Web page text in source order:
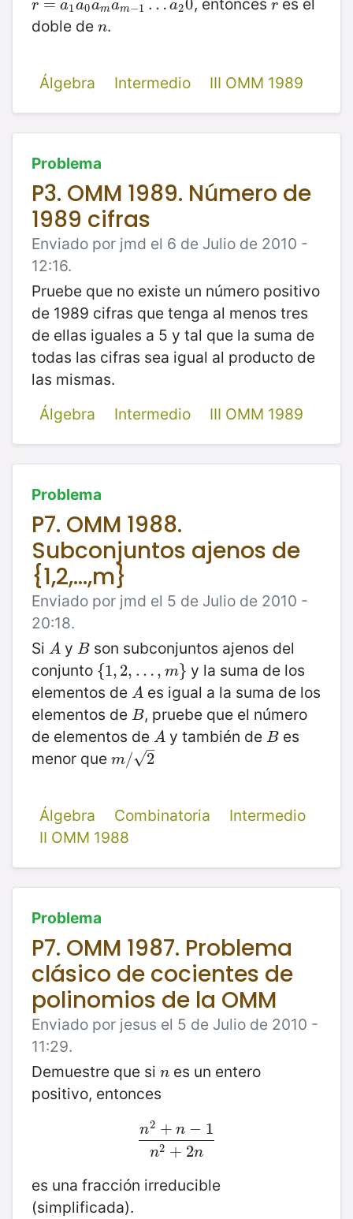
r = a1a0amam−1 … a20
r=a 1a0amam−1… a 20 r
r
doble de n
n.
Álgebra Intermedio III OMM 1989
Problema
P3. OMM 1989. Número de
1989 cifras
Enviado por jmd el 6 de Julio de 2010 -
12:16.
Pruebe que no existe un número positivo
de 1989 cifras que tenga al menos tres
de ellas iguales a 5 y tal que la suma de
todas las cifras sea igual al producto de
las mismas.
Álgebra
Intermedio III OMM 1989
Problema
P7. OMM 1988.
Subconjuntos ajenos de
{1,2,...,m}
Enviado por jmd el 5 de Julio de 2010 -
20:18.
Si A
A y B
Bson subconjuntos ajenos del
conjunto {1, 2, … , m}
{1,2,… m }
y la suma de los
elementos de A
A es igual a la suma de los
elementos de B
B, pruebe que el número
de elementos de A
A y también de B
Bes
menor que m/ 2
–
√
m/2
Álgebra Combinatoria
Intermedio
II OMM 1988
Problema
P7. OMM 1987. Problema
clásico de cocientes de
polinomios de la OMM
Enviado por jesus el 5 de Julio de 2010 -
11:29.
Demuestre que si n
n es un entero
positivo, entonces
n2 + n − 1
n2 + 2n
n2+n−1n2+
es una fracción irreducible
(simplificada).